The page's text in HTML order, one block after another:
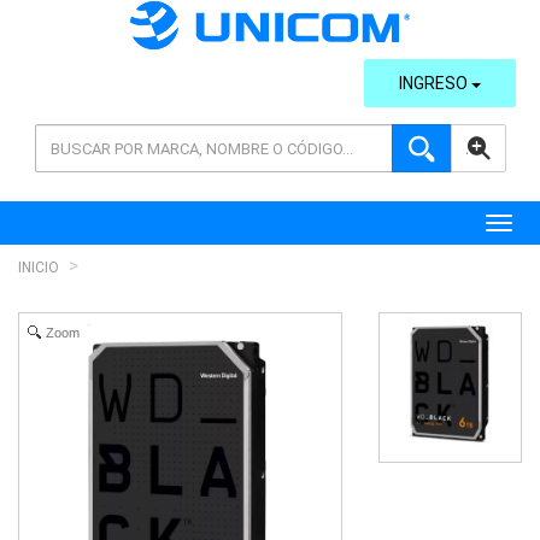
AVANZADA
INGRESO
INICIO
Zoom